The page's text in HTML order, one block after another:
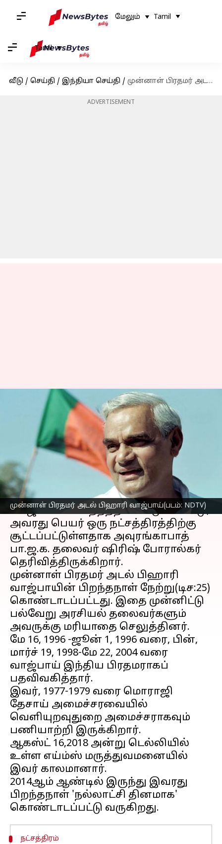
மேலும் Tamil
Tamil
வீடு / செய்தி / இந்தியா செய்தி / முன்னாள் பிரதமர் அடல் பிஹாரி வாஜ்பாய் பெயரில் ஒரு நட்சத்திரம்!
ADVERTISEMENT
முன்னாள் பிரதமர் அடல் பிஹாரி வாஜ்பாய்(படம்: NDTV)
முன்னாள் பிரதமர் அடல்
பிஹாரி வாஜ்பாய்
பெயரில் ஒரு நட்சத்திரம்!
எழுதியவர் Sindhuja SM Dec 26, 2022 06:36 pm
செய்தி முன்னோட்டம்
முன்னாள் பிரதமர் அடல் பிஹாரி
வாஜ்பாயின் பிறந்தநாளை முன்னிட்டு,
அவரது பெயர் ஒரு நட்சத்திரத்திற்கு
சூட்டப்பட்டுள்ளதாக அவுரங்காபாத்
பா.ஜ.க. தலைவர் ஷிரிஷ் போரால்கர்
தெரிவித்திருக்கிறார்.
முன்னாள் பிரதமர் அடல் பிஹாரி
வாஜ்பாயின் பிறந்தநாள் நேற்று(டிச:25)
கொண்டாடப்பட்டது. இதை முன்னிட்டு
பல்வேறு அரசியல் தலைவர்களும்
அவருக்கு மரியாதை செலுத்தினர்.
மே 16, 1996 -ஜூன் 1, 1996 வரை, பின்,
மார்ச் 19, 1998-மே 22, 2004 வரை
வாஜ்பாய் இந்திய பிரதமராகப்
பதவிவகித்தார்.
இவர், 1977-1979 வரை மொராஜி
தேசாய் அமைச்சரவையில்
வெளியுறவுதுறை அமைச்சராகவும்
பணியாற்றி இருக்கிறார்.
ஆகஸ்ட் 16,2018 அன்று டெல்லியில்
உள்ள எய்ம்ஸ் மருத்துவமனையில்
இவர் காலமானார்.
2014ஆம் ஆண்டில் இருந்து இவரது
பிறந்தநாள் 'நல்லாட்சி தினமாக'
நட்சத்திரம்